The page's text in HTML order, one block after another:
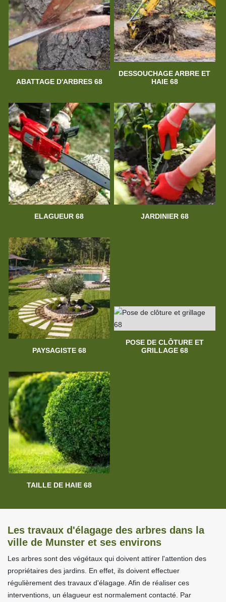
ABATTAGE D'ARBRES 68
DESSOUCHAGE ARBRE ET
HAIE 68
ELAGUEUR 68 JARDINIER 68
PAYSAGISTE 68
POSE DE CLÔTURE ET
GRILLAGE 68
TAILLE DE HAIE 68
Les travaux d'élagage des arbres dans la
ville de Munster et ses environs
Les arbres sont des végétaux qui doivent attirer l'attention des
propriétaires des jardins. En effet, ils doivent effectuer
régulièrement des travaux d'élagage. Afin de réaliser ces
interventions, un élagueur est normalement contacté. Par